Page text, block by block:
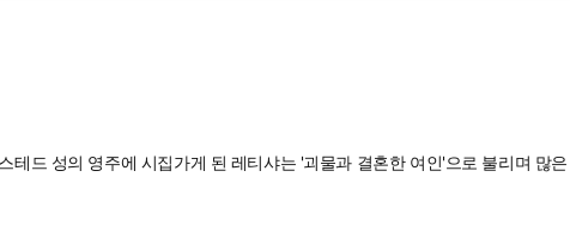
드 성의 영주에 시집가게 된 레티샤는 '괴물과 결혼한 여인'으로 불리며 많은